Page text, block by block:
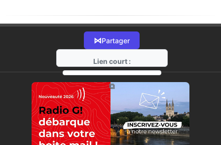
⋈Partager
Lien court :
https://radio-g.fr?4605
⧉